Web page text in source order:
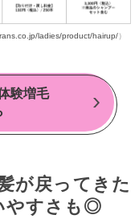
ladies/product/hairup/）
験増毛
が戻ってきた
やすさも◎